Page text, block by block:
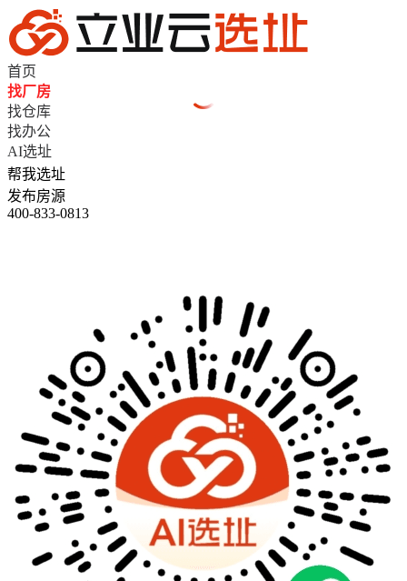
首页
找厂房
找仓库
找办公
AI选址
帮我选址
发布房源
400-833-0813